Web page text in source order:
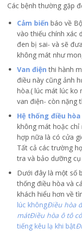
Các bệnh thường gặp
Cảm biến báo về
vào thiếu chính xác
đen bị sai- và sẽ
không mát như
Van điện thi hành
điều này cũng ảnh
hòa.( lúc mát lúc ko
van điện- còn nặng
Hệ thống điều hòa
không mát hoặc
hợp nữa là có cửa
Tất cả các trường
tra và bảo dưỡng
Dưới đây là một số
thống điều hòa và
khách hiểu hơn về
lúc khôngĐiều hòa
mátĐiều hòa ô tô
tiếng kêu lạ khi bật